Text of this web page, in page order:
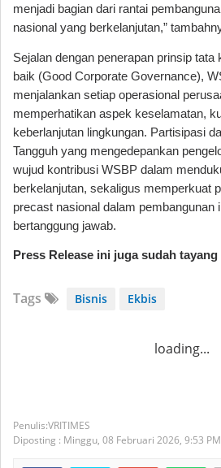
menjadi bagian dari rantai
nasional yang berkelanjutan,”
Sejalan dengan penerapan prinsip tata
baik (Good Corporate Governance),
menjalankan setiap operasional
memperhatikan aspek keselamatan,
keberlanjutan lingkungan. Partisipasi
Tangguh yang mengedepankan
wujud kontribusi WSBP dalam
berkelanjutan, sekaligus memperkuat
precast nasional dalam pembangunan
bertanggung jawab.
Press Release ini juga sudah tayang
Tags Bisnis Ekbis
loading...
VRITIMES
Diposting : Minggu, 08 Februari 2026, 9:53 PM